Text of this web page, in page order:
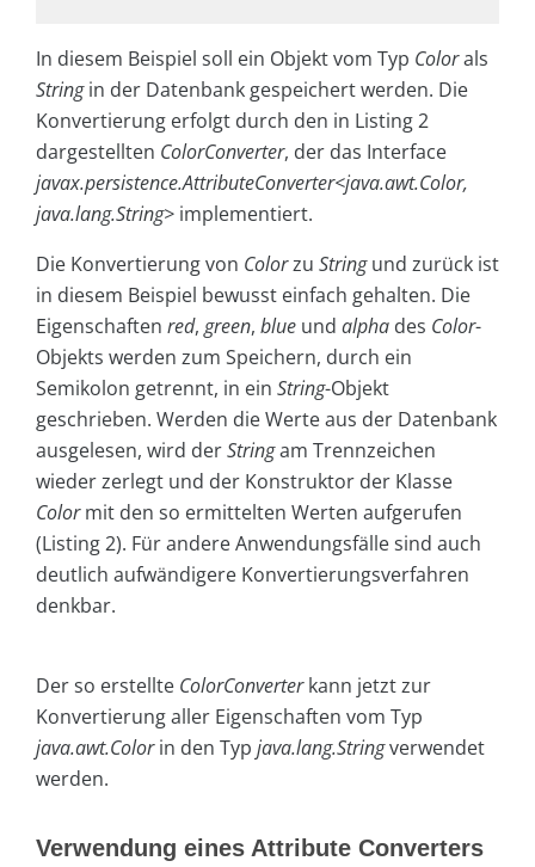
In diesem Beispiel soll ein Objekt vom Typ Colorals
Stringin der Datenbank gespeichert werden. Die
Konvertierung erfolgt durch den in Listing 2
dargestellten ColorConverter, der das Interface
javax.persistence.AttributeConverter<java.awt.Color,
java.lang.String> implementiert.
Die Konvertierung von Colorzu Stringund zurück ist
in diesem Beispiel bewusst einfach gehalten. Die
Eigenschaften red, green, blue und alpha des Color-
Objekts werden zum Speichern, durch ein
Semikolon getrennt, in ein String-Objekt
geschrieben. Werden die Werte aus der Datenbank
ausgelesen, wird derStringam Trennzeichen
wieder zerlegt und der Konstruktor der Klasse
Colormit den so ermittelten Werten aufgerufen
(Listing 2). Für andere Anwendungsfälle sind auch
deutlich aufwändigere Konvertierungsverfahren
denkbar.
Der so erstellte ColorConverterkann jetzt zur
Konvertierung aller Eigenschaften vom Typ
java.awt.Colorin den Typ java.lang.Stringverwendet
werden.
Verwendung eines Attribute Converters